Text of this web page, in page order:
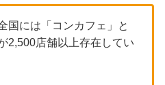
国には「コンカフェ」と
2,500店舗以上存在してい